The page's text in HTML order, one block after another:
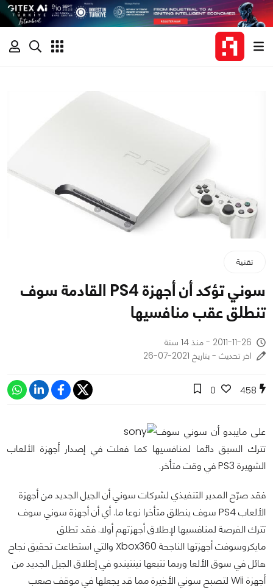
تقنية
سوني تؤكد أن أجهزة PS4 القادمة سوف
تنطلق عقب منافسيها
2011-11-26 - منذ 14 سنة
اخر تحديث - بتاريخ 2021-07-26
458
0
على مايبدو أن سوني سوف
تترك السبق دائما لمنافسيها كما فعلت في إصدار أجهزة الألعاب
الشهيرة PS3 في وقت متأخر.
فقد صرّح المدير التنفيذي لشركات سوني أن الجيل الجديد من أجهزة
الألعاب PS4 سوف ينطلق متأخرا نوعا ما. أي أن أجهزة سوني سوف
تترك الفرصة لمنافسيها لإطلاق أجهزتهم أولا. فقد تطلق
مايكروسوفت أجهزتها الناجحة Xbox360 والتي استطاعت تحقيق نجاح
هائل في سوق الألعا وربما تتبعها نينتيندو في إطلاق الجيل الجديد من
أجهزة Wii لتصبح سوني الأخيرة مما قد يجعلها في موقف صعب